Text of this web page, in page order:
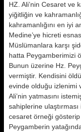
HZ. Ali’nin Cesaret ve
yiğitliğin ve
kahramanlığını en iyi
Medine’ye hicreti
Müslümanlara karşı
hatta Peygamberimizi
Bunun üzerine Hz.
vermiştir. Kendisini
evinde olduğu izlenimi
Ali’nin yatmasını
sahiplerine
cesaret örneği gösterip
Peygamberin